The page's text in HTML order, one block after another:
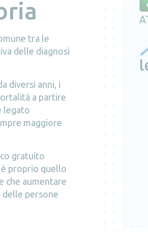
tra le
delle diagnosi
diversi anni, i
a partire
legato
maggiore
gratuito
è proprio quello
che aumentare
delle persone